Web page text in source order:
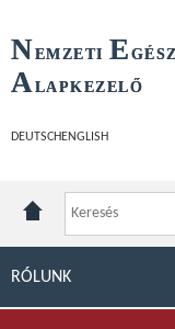
NEMZETI E
ALAPKEZELŐ
DEUTSCH ENGLISH
RÓLUNK